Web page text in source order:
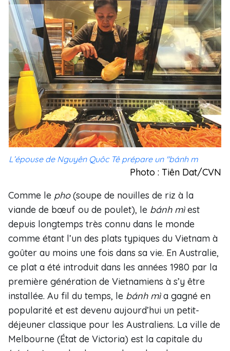
L’épouse de Nguyên Quôc Tê prépare un "bánh m
Photo : Tiên Dat/CVN
Comme le pho(soupe de nouilles de riz à la
viande de bœuf ou de poulet), le bánh mìest
depuis longtemps très connu dans le monde
comme étant l’un des plats typiques du Vietnam à
goûter au moins une fois dans sa vie. En Australie,
ce plat a été introduit dans les années 1980 par la
première génération de Vietnamiens à s’y être
installée. Au fil du temps, le bánh mìa gagné en
popularité et est devenu aujourd’hui un petit-
déjeuner classique pour les Australiens. La ville de
Melbourne (État de Victoria) est la capitale du